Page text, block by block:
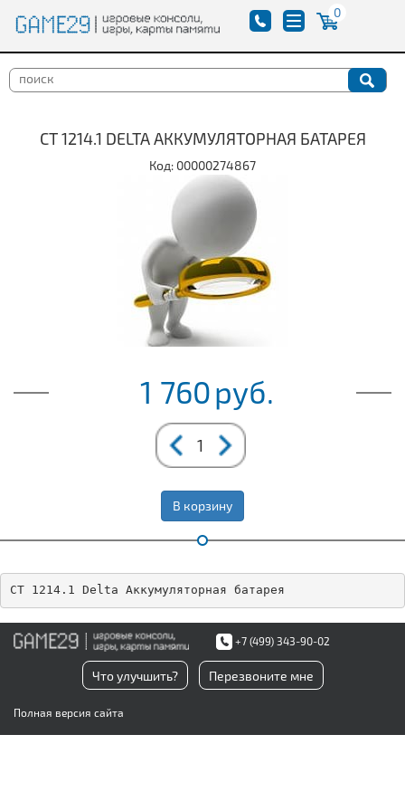
0
CT 1214.1 DELTA АККУМУЛЯТОРНАЯ БАТАРЕЯ
Код: 00000274867
1 760руб.
В корзину
CT 1214.1 Delta Аккумуляторная батарея
+7 (499) 343-90-02
Что улучшить? Перезвоните мне
Полная версия сайта